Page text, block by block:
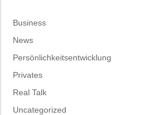
Business
News
Persönlichkeitsentwicklung
Privates
Real Talk
Uncategorized